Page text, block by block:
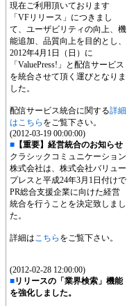
現在ご利用頂いております
「VFリリース」につきまし
て、ユーザビリティの向上、機
能追加、品質向上を目的とし、
2012年4月1日（日）に
「ValuePress!」と配信サービス
を統合させて頂く運びとなりま
した。
配信サービス統合に関する詳細
はこちら をご覧下さい。
(2012-03-19 00:00:00)
■ 【重要】経営統合のお知らせ
クラシックコミュニケーション
株式会社は、株式会社バリュー
プレスと平成24年3月1日付けで
PR総合支援企業に向けた経営
統合を行うことを決定致しまし
た。
詳細はこちら をご覧下さい。
(2012-02-28 12:00:00)
■リリースの「業界検索」機能
を強化しました。